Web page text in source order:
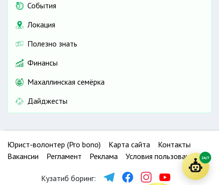
События
Локация
Полезно знать
Финансы
Махаллинская семёрка
Дайджесты
Юрист-волонтер (Pro bono) Карта сайта
Контакты
Вакансии
Регламент Реклама Условия пользования
Кузатиб боринг:
24/7